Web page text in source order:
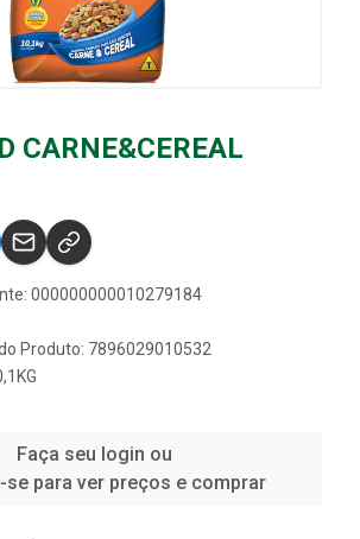
CARNE&CEREAL
000000000010279184
Produto: 7896029010532
Faça seu login ou
se para ver preços e comprar